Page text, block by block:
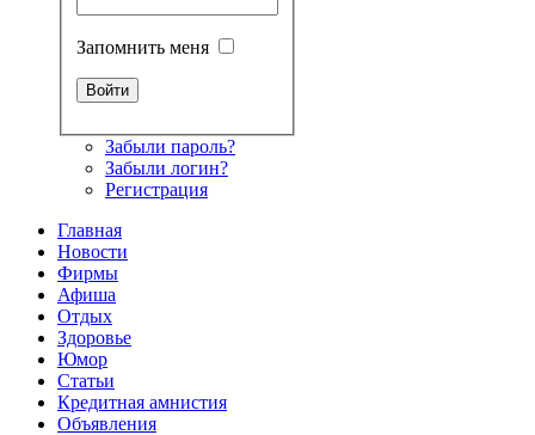
Запомнить меня
Забыли пароль?
Забыли логин?
Регистрация
Главная
Новости
Фирмы
Афиша
Отдых
Здоровье
Юмор
Статьи
Кредитная амнистия
Объявления